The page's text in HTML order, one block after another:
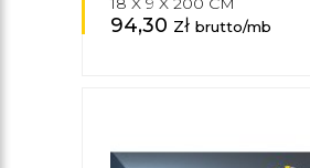
94,30 zł brutto/mb